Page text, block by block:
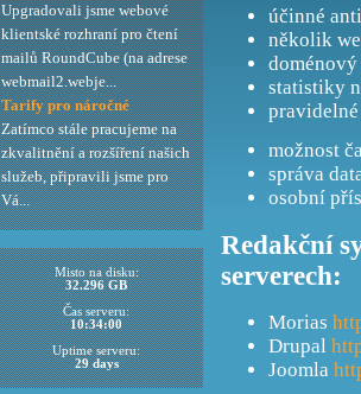
účinné
několik
doménový
statistiky
možnost
správa
osobní
Redakční
serverech:
Morias
Drupal
Joomla
Upgradovali jsme webové
klientské rozhraní pro čtení
mailů RoundCube (na adrese
webmail2.webje...
Tarify pro náročné
Zatímco stále pracujeme na
zkvalitnění a rozšíření našich
služeb, připravili jsme pro
Vá...
Misto na disku:
32.296 GB
Čas serveru:
10:34:00
Uptime serveru:
29 days